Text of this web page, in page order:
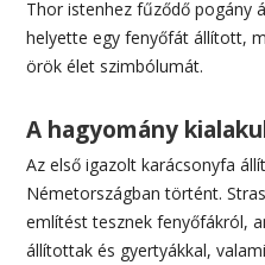
Thor istenhez fűződő pogány
helyette egy fenyőfát állított,
örök élet szimbólumát.
A hagyomány
Az első igazolt karácsonyfa
Németországban történt.
említést tesznek fenyőfákról,
állítottak és gyertyákkal,